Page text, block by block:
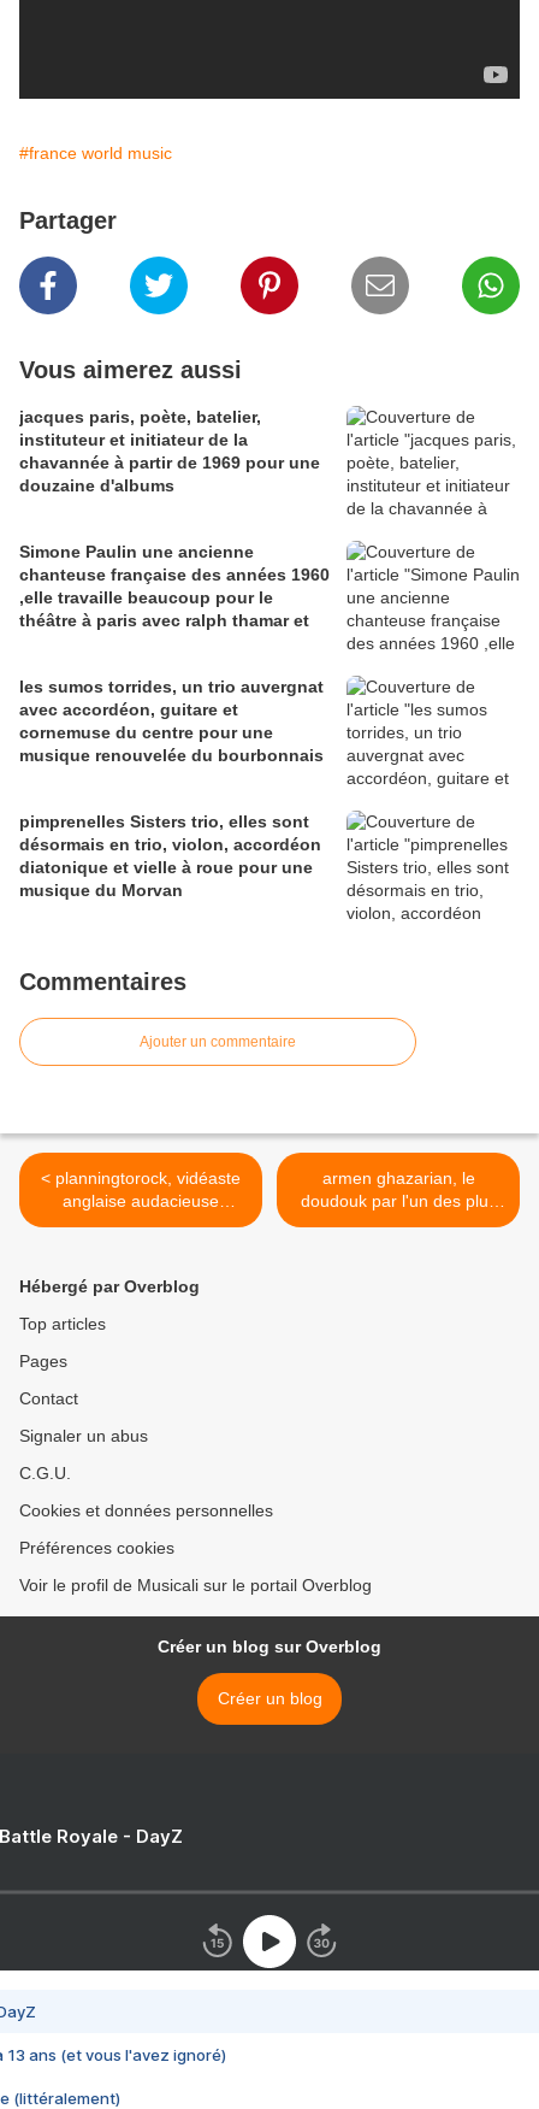
#france world music
Partager
Vous aimerez aussi
jacques paris, poète, batelier,
instituteur et initiateur de la
chavannée à partir de 1969 pour une
douzaine d'albums
Simone Paulin une ancienne
chanteuse française des années 1960
,elle travaille beaucoup pour le
théâtre à paris avec ralph thamar et
les sumos torrides, un trio auvergnat
avec accordéon, guitare et
cornemuse du centre pour une
musique renouvelée du bourbonnais
pimprenelles Sisters trio, elles sont
désormais en trio, violon, accordéon
diatonique et vielle à roue pour une
musique du Morvan
Commentaires
Ajouter un commentaire
< planningtorock, vidéaste
anglaise audacieuse
développant une électro
armen ghazarian, le
doudouk par l'un des plus
grands maitres d'arménie >
Hébergé par Overblog
Top articles
Pages
Contact
Signaler un abus
C.G.U.
Cookies et données personnelles
Préférences cookies
Voir le profil de Musicali sur le portail Overblog
Créer un blog sur Overblog
Créer un blog
Royale - DayZ
13 ans (et vous l'avez ignoré)
(littéralement)